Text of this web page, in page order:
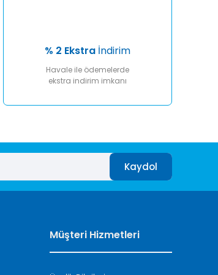
% 2 Ekstra İndirim
Havale ile ödemelerde
ekstra indirim imkanı
Kaydol
Müşteri Hizmetleri